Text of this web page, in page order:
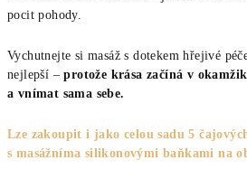
pocit pohody.
Vychutnejte si masáž s dotekem hřejivé
nejlepší –protože krása začíná v
a vnímat sama sebe.
Lze zakoupit i jako celou sadu 5
s masážníma silikonovými baňkami na